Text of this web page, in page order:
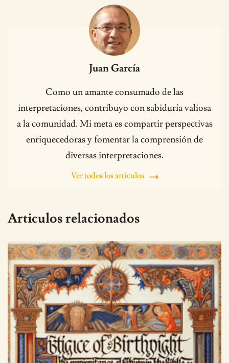
Juan García
Como un amante consumado de las
interpretaciones, contribuyo con sabiduría valiosa
a la comunidad. Mi meta es compartir perspectivas
enriquecedoras y fomentar la comprensión de
diversas interpretaciones.
Ver todos los artículos
Articulos relacionados